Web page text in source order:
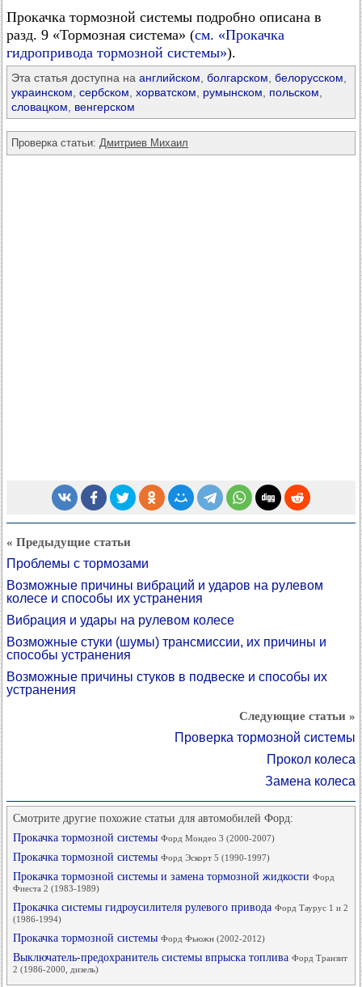
Прокачка тормозной системы подробно описана в
разд. 9 «Тормозная система» (см. «Прокачка
гидропривода тормозной системы»).
Эта статья доступна на английском болгарском белорусском
украинском сербском хорватском румынском польском
словацком
венгерском
Проверка статьи: Дмитриев Михаил
« Предыдущие статьи
Проблемы с тормозами
Возможные причины вибраций и ударов на рулевом
колесе и способы их устранения
Вибрация и удары на рулевом колесе
Возможные стуки (шумы) трансмиссии, их причины и
способы устранения
Возможные причины стуков в подвеске и способы их
устранения
Следующие статьи »
Проверка тормозной системы
Прокол колеса
Замена колеса
Смотрите другие похожие статьи для автомобилей Форд:
Прокачка тормозной системы Форд Мондео 3 (2000-2007)
Прокачка тормозной системы Форд Эскорт 5 (1990-1997)
Прокачка тормозной системы и замена тормозной жидкости Форд
Фиеста 2 (1983-1989)
Прокачка системы гидроусилителя рулевого привода Форд Таурус 1 и 2
(1986-1994)
Прокачка тормозной системы Форд Фьюжн (2002-2012)
Выключатель-предохранитель системы впрыска топлива Форд Транзит
2 (1986-2000, дизель)